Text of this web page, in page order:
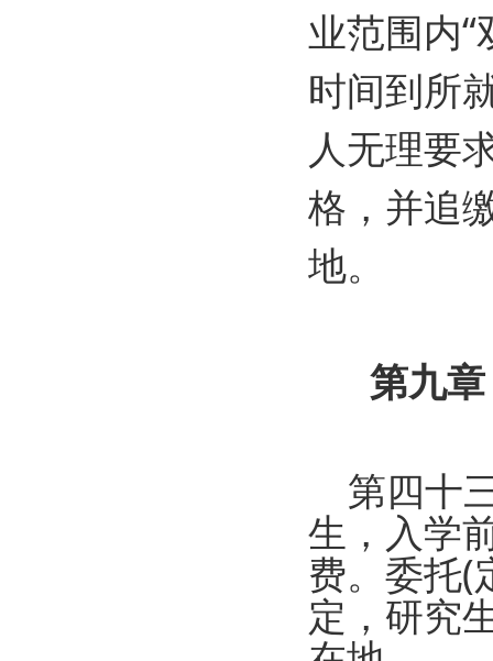
业范围内
时间到所
人无理要
格，并追
地。
第九
第四十
生，入学
费。委托(
定，研究